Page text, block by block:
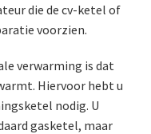
die de cv-ketel of
voorzien.
verwarming is dat
Hiervoor hebt u
nodig. U
gasketel, maar